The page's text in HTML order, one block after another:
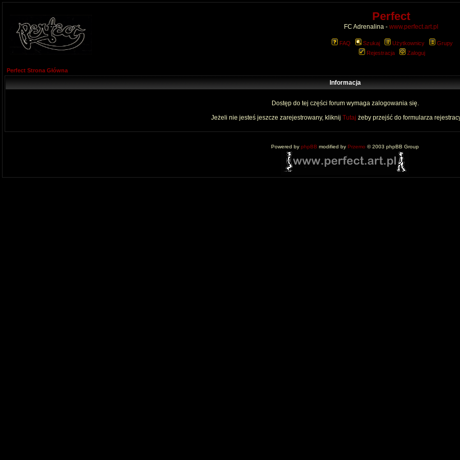
Perfect
FC Adrenalina - www.perfect.art.pl
FAQ Szukaj Użytkownicy
Grupy
Rejestracja
Zaloguj
Perfect Strona Główna
Informacja
Dostęp do tej części forum wymaga zalogowania się.
Jeżeli nie jesteś jeszcze zarejestrowany, kliknij Tutaj żeby przejść do formularza
Powered by phpBB modified by Przemo © 2003 phpBB Group